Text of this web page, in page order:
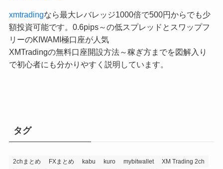
xmtradingなら最大レバレッジ1000倍で500円からでも少
額投資可能です。0.6pips～の低スプレッドとスワップフ
リーのKIWAMI極口座が人気
XMTradingの無料口座開設方法～稼ぎ方までを図解入り
で初心者にも分かりやすく説明しています。
タグ
2chまとめ FXまとめ kabu kuro mybitwallet
XM Trading 2ch